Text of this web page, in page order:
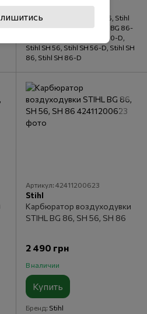
поршневой
Подходит для
Stihl BG 56, Stihl
BG 56-D, Stihl BG 86, Stihl BG 86-
D, Stihl BR 200, Stihl BR 200-D,
Stihl SH 56, Stihl SH 56-D, Stihl SH
86, Stihl SH 86-D
Артикул: 42411200623
Stihl
Карбюратор воздуходувки
STIHL BG 86, SH 56, SH 86
2 490 грн
В наличии
Купить
Бренд Stihl